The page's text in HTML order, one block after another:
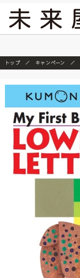
トップ キャンペーン